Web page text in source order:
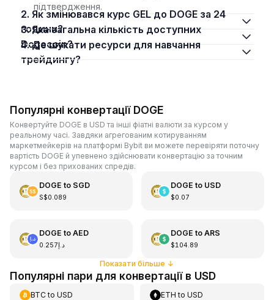
підтвердження.
2. Як змінювався курс GEL до DOGE за 24
години?
3. Яка загальна кількість доступних
Dogecoin?
4. Де шукати ресурси для навчання
трейдингу?
Популярні конвертації DOGE
Конвертуйте DOGE в USD та інші фіатні валюти за курсом у
реальному часі. Завдяки агрегованим котируванням
маркетмейкерів на платформі Bybit ви можете перевіряти поточну
вартість DOGE й упевнено здійснювати конвертацію за точним
курсом і без прихованих спредів.
DOGE to SGD
S$0.089
DOGE to USD
$0.07
DOGE to AED
د.إ0.257
DOGE to ARS
$104.89
Показати більше ↓
Популярні пари для конвертації в USD
BTCto USD ETH toUSD